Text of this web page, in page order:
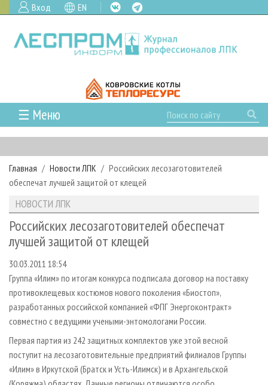
Вход EN
☰ Меню
ГЛАВНАЯ
РУБРИКИ И ТЕМЫ
РУБРИКИ ЖУРНАЛА
ЛЕСОЗАГОТОВКА
ЛЕСОПИЛЕНИЕ
СУШКА ДРЕВЕСИНЫ
ПРОИЗВОДСТВО ДРЕВЕСНЫХ ПЛИТ
ДЕРЕВЯННОЕ ДОМОСТРОЕНИЕ
ПРОИЗВОДСТВО МЕБЕЛИ
БИОЭНЕРГЕТИКА
ЦБП
НОВОСТИ
НОВОСТИ ЛПК
НОВОСТИ ЖУРНАЛА
ПРОЕКТЫ ЛПИ
АНАЛИТИКА
ПРЕДПРИЯТИЯ ЛПК
ПЕРСОНЫ
МОБИЛЬНЫЕ ВЫСТАВКИ
ОФИЦИАЛЬНЫЕ ДЕЛЕГАЦИИ
ПРИОРИТЕТНЫЕ ИНВЕСТПРОЕКТЫ
RUSSIAN FORESTRY REVIEW
ГАЗЕТА ЛЕСПРОМФОРУМ
АРХИВ
АРХИВ ЖУРНАЛОВ
О ЖУРНАЛЕ
ПОДПИСКА
КОНТАКТЫ
РЕКЛАМОДАТЕЛЯМ
РЕКЛАМА
РЕКЛАМА НА САЙТЕ
Главная Новости ЛПК
Российских лесозаготовителей
обеспечат лучшей защитой от клещей
НОВОСТИ ЛПК
Российских лесозаготовителей обеспечат
лучшей защитой от клещей
30.03.2011 18:54
Группа «Илим» по итогам конкурса подписала договор на поставку
противоклещевых костюмов нового поколения «Биостоп»,
разработанных российской компанией «ФПГ Энергоконтракт»
совместно с ведущими учеными-энтомологами России.
Первая партия из 242 защитных комплектов уже этой весной
поступит на лесозаготовительные предприятий филиалов Группы
«Илим» в Иркутской (Братск и Усть-Илимск) и в Архангельской